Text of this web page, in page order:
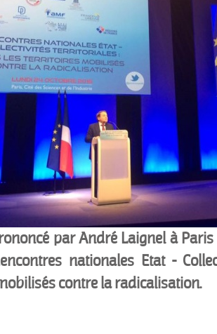
par André Laignel à
nationales Etat -
contre la radicalisation.